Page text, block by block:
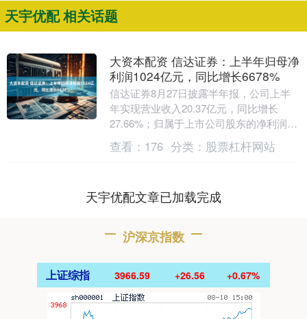
天宇优配 相关话题
大资本配资 信达证券：上半年归母净
利润1024亿元，同比增长6678%
信达证券8月27日披露半年报，公司上半
年实现营业收入20.37亿元，同比增长
27.66%；归属于上市公司股东的净利润
10.24亿元，同比增长66.78%；基本每....
查看： 176 分类： 股票杠杆网站
天宇优配文章已加载完成
沪深京指数
上证综指 3966.59 +26.56 +0.67%